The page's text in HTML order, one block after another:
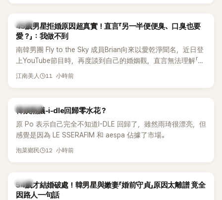
韓星
45歲男星拒婚原因超真實！直言「另一半便便臭、口臭也要
愛？」：我做不到
南韓男團 Fly to the Sky 成員Brian向來以愛乾淨聞名，近日登
上YouTube節目時，再度談到自己的婚姻觀，直言無法理解「連
另一半的口臭、便便臭都要愛」這種說法，更大方表明自己是不
江南美人 11 小時前
熱議討論
韓娛熱議-i-dle回歸零水花？
原 Po 表示自己完全不知道I-DLE 回歸了，雖然雨琦很漂亮，但
感覺是因為 LE SSERAFIM 和 aespa 佔據了市場。
泡菜鄉民 12 小時前
韓星
54歲才結婚破處！韓男星與嫩妻「婚前守貞」原因太離譜 竟全
因路人一句話